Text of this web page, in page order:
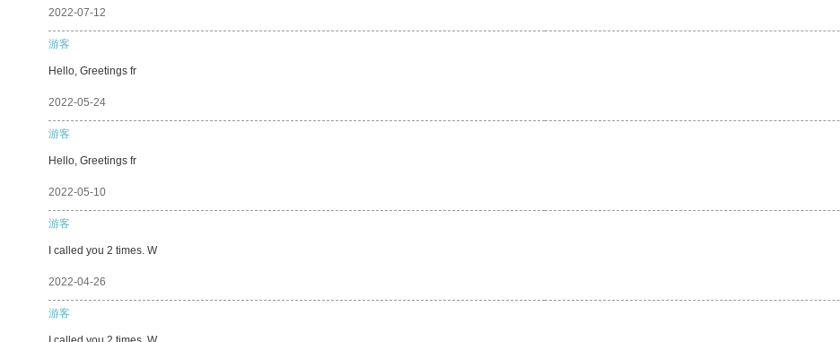
2022-07-12
游客
Hello, Greetings fr
2022-05-24
游客
Hello, Greetings fr
2022-05-10
游客
I called you 2 times. W
2022-04-26
游客